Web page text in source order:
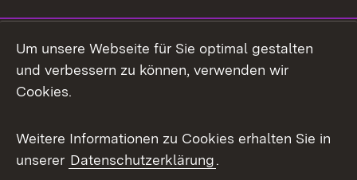
Facebook
X / Twitter
Youtube
Um unsere Webseite für Sie optimal gestalten
und verbessern zu können, verwenden wir
Cookies.
Weitere Informationen zu Cookies erhalten Sie in
unserer Datenschutzerklärung.